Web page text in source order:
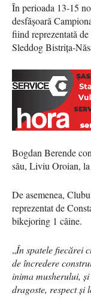
În perioada 13-15
desfășoară
fiind reprezentată
Sleddog Bistrița-
Bogdan Berende
său, Liviu Oroian,
De asemenea,
reprezentat de
bikejoring 1 câine.
„În spatele fiecărei
de încredere
inima musherului,
dragoste, respect și